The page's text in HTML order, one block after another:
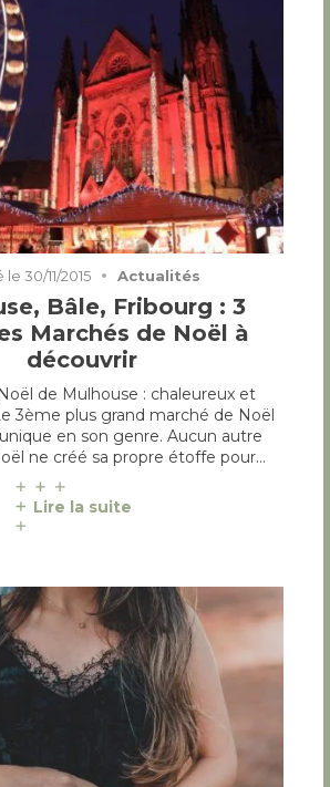
le 30/11/2015 Actualités
Bâle, Fribourg : 3
Marchés de Noël à
découvrir
de Mulhouse : chaleureux et
3ème plus grand marché de Noël
unique en son genre. Aucun autre
ne créé sa propre étoffe pour…
Lire la suite